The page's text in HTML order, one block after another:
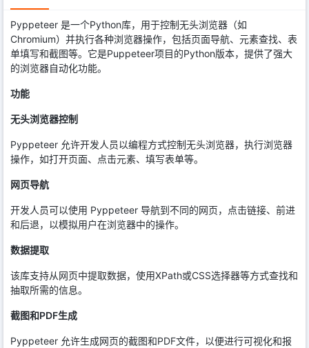
Pyppeteer 是一个Python库，用于控制无头浏览器（如
Chromium）并执行各种浏览器操作，包括页面导航、元素查找、表
单填写和截图等。它是Puppeteer项目的Python版本，提供了强大
的浏览器自动化功能。
功能
无头浏览器控制
Pyppeteer 允许开发人员以编程方式控制无头浏览器，执行浏览器
操作，如打开页面、点击元素、填写表单等。
网页导航
开发人员可以使用 Pyppeteer 导航到不同的网页，点击链接、前进
和后退，以模拟用户在浏览器中的操作。
数据提取
该库支持从网页中提取数据，使用XPath或CSS选择器等方式查找和
抽取所需的信息。
截图和PDF生成
Pyppeteer 允许生成网页的截图和PDF文件，以便进行可视化和报